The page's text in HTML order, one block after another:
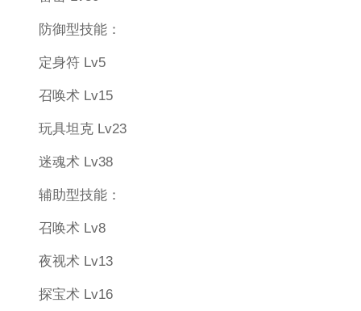
防御型技能：
定身符 Lv5
召唤术 Lv15
玩具坦克 Lv23
迷魂术 Lv38
辅助型技能：
召唤术 Lv8
夜视术 Lv13
探宝术 Lv16